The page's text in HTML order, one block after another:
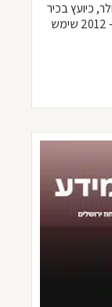
רועי וולר, כיועץ בכיר
ליו"ר וועדת הכספים בכנסת. בשנים 2009 - 2012 שימש